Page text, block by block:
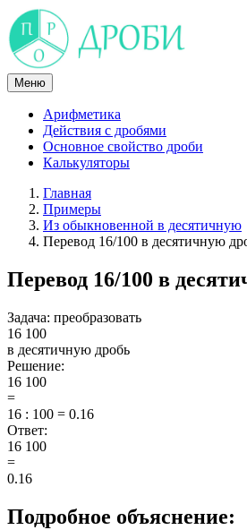
Skip
to
content
Меню
Арифметика
Действия с дробями
Основное свойство дроби
Калькуляторы
Главная
Примеры
Из обыкновенной в десятичную
Перевод 16/100 в десятичную
Перевод 16/100 в
Задача: преобразовать
16 100
в десятичную дробь
Решение:
16 100
=
16 : 100 = 0.16
Ответ:
16 100
=
0.16
Подробное объяснение: